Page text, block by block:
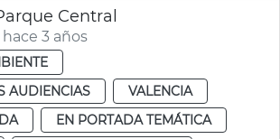
Central
3 años
AUDIENCIAS
VALENCIA
EN PORTADA TEMÁTICA